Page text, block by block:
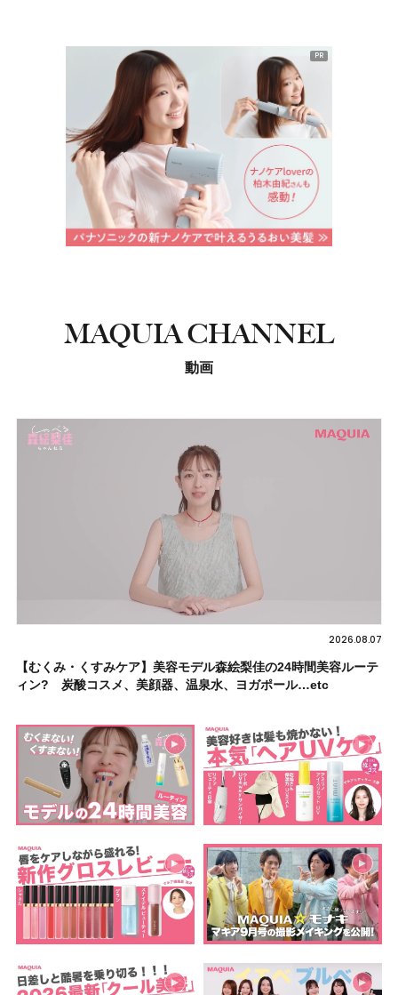
PR
MAQUIA CHANNEL
動画
2026.08.07
【むくみ・くすみケア】美容モデル森絵梨佳の24時間美容ルーテ
ィン? 炭酸コスメ、美顔器、温泉水、ヨガポール…etc